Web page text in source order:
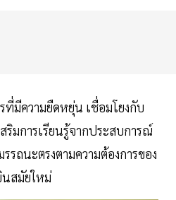
มีความยืดหยุ่น เชื่อมโยงกับ
ริมการเรียนรู้จากประสบการณ์
ถนะตรงตามความต้องการของ
นสมัยใหม่